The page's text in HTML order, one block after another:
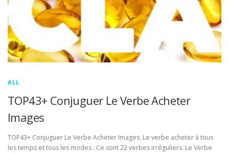
ALL
TOP43+ Conjuguer Le Verbe Acheter
Images
TOP43+ Conjuguer Le Verbe Acheter Images. Le verbe acheter à tous
les temps et tous les modes : Ce sont 22 verbes irréguliers. Le Verbe